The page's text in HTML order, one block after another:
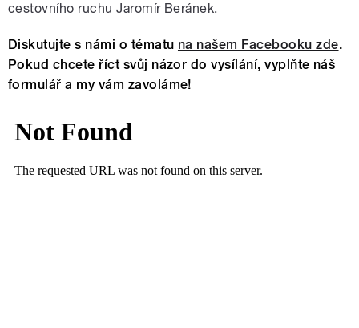
cestovního ruchu Jaromír Beránek.
Diskutujte s námi o tématu na našem Facebooku zde.
Pokud chcete říct svůj názor do vysílání, vyplňte náš
formulář a my vám zavoláme!